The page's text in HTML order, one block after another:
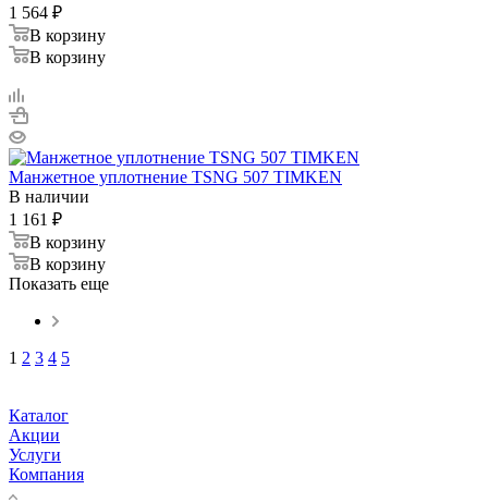
1 564 ₽
В корзину
В корзину
Манжетное уплотнение TSNG 507 TIMKEN
В наличии
1 161 ₽
В корзину
В корзину
Показать еще
1 2 3 4 5
Каталог
Акции
Услуги
Компания